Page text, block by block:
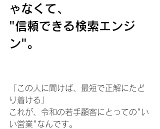
ゃなくて、
"信頼できる検索エンジ
ン"。
「この人に聞けば、最短で正解にたど
り着ける」
これが、令和の若手顧客にとっての"い
い営業"なんです。